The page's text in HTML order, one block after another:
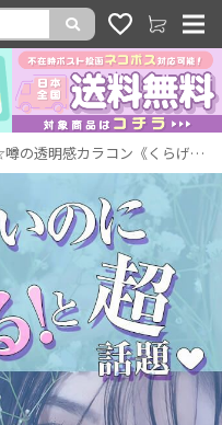
バレないのに盛れる！と超話題☆噂の透明感カラコン《くらげ》徹底大解剖!!!｜激安カラコン通販ホテラバ